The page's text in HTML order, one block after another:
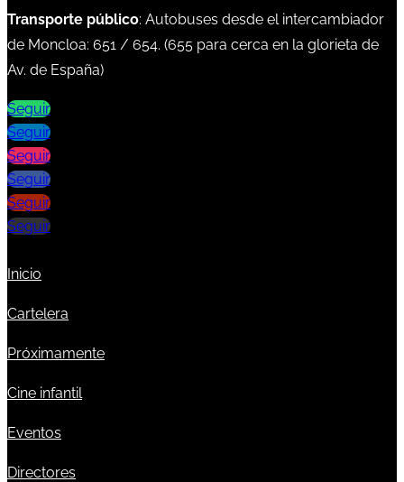
Transporte público: Autobuses desde el intercambiador
de Moncloa: 651 / 654. (655 para cerca en la glorieta de
Av. de España)
Seguir
Seguir
Seguir
Seguir
Seguir
Seguir
Inicio
Cartelera
Próximamente
Cine infantil
Eventos
Directores